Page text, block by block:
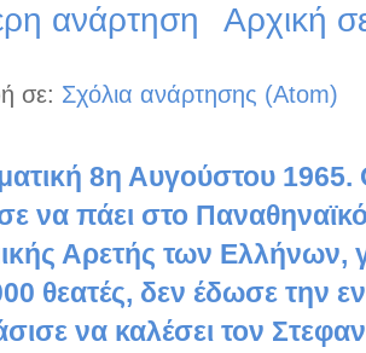
ανάρτηση Αρχική
σε: Σχόλια ανάρτησης (Atom)
8η Αυγούστου
να πάει στο
Αρετής των Ελλήνων,
θεατές, δεν έδωσε την
να καλέσει τον